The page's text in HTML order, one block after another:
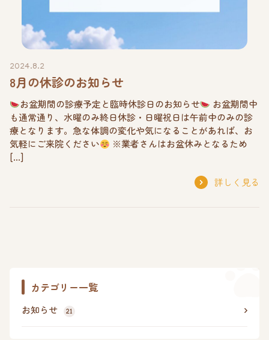
2024.8.2
8月の休診のお知らせ
お盆期間の診療予定と臨時休診日のお知らせ
お盆期間中
も通常通り、水曜のみ終日休診・日曜祝日は午前中のみの診
療となります。急な体調の変化や気になることがあれば、お
気軽にご来院ください
※業者さんはお盆休みとなるため
[…]
詳しく見る
カテゴリー一覧
お知らせ 21